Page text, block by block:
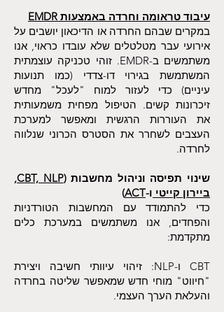
עיבוד טראומה וחרדה באמצעות EMDR
במקרים שבהם החרדה או הדיכאון יושבים על
אירועי עבר מטלטלים שלא עובדו כראוי, אנו
משתמשים ב-EMDR. זוהי טכניקה עוצמתית
המשתמשת בגירוי דו-צדדי (כמו תנועות
עיניים) כדי לעזור למוח "לעכל" מחדש
זיכרונות קשים. הטיפול מפחית משמעותית
את העוררות הרגשית ומאפשר למערכת
העצבים לשחרר את הסטרס הכרוני שנלווה
לחרדה.
שינוי תפיסה וניהול מחשבות (CBT, NLP
,
ביירון קייטי ו-ACT
)
כדי להתמודד עם המחשבות הטורדניות
והפחדים, אנו משתמשים במערכת כלים
מתקדמת:
CBT ו-NLP: זיהוי עיוותי חשיבה ויצירת
"חיווט" מוחי חדש שמאפשר שליטה בחרדה
והעלאת הערך העצמי.